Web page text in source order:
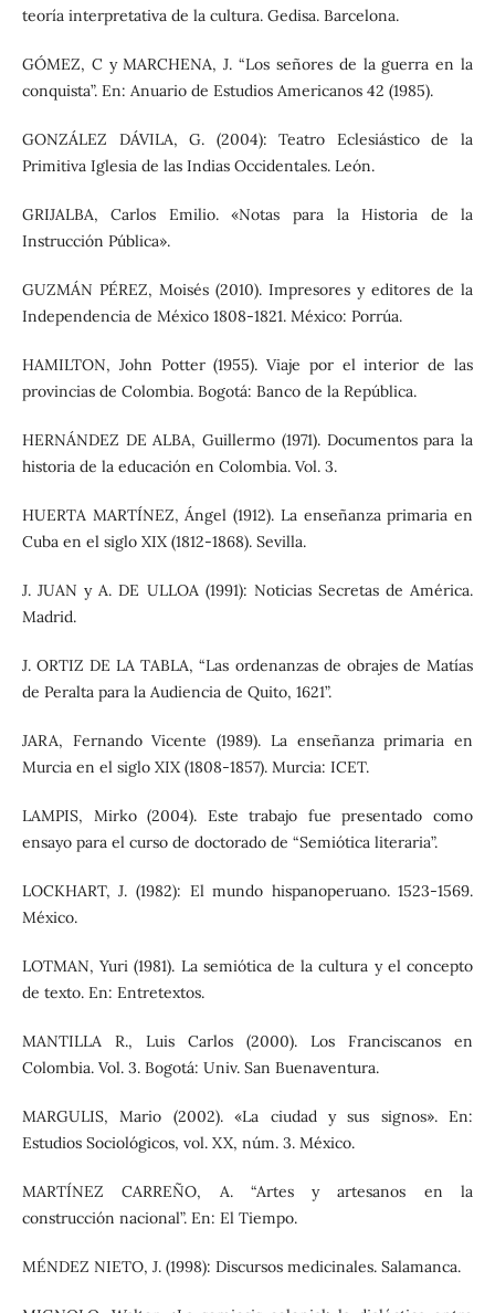
teoría interpretativa de la cultura. Gedisa. Barcelona.
GÓMEZ, C y MARCHENA, J. “Los señores de la guerra en la
conquista”. En: Anuario de Estudios Americanos 42 (1985).
GONZÁLEZ DÁVILA, G. (2004): Teatro Eclesiástico de la
Primitiva Iglesia de las Indias Occidentales. León.
GRIJALBA, Carlos Emilio. «Notas para la Historia de la
Instrucción Pública».
GUZMÁN PÉREZ, Moisés (2010). Impresores y editores de la
Independencia de México 1808-1821. México: Porrúa.
HAMILTON, John Potter (1955). Viaje por el interior de las
provincias de Colombia. Bogotá: Banco de la República.
HERNÁNDEZ DE ALBA, Guillermo (1971). Documentos para la
historia de la educación en Colombia. Vol. 3.
HUERTA MARTÍNEZ, Ángel (1912). La enseñanza primaria en
Cuba en el siglo XIX (1812-1868). Sevilla.
J. JUAN y A. DE ULLOA (1991): Noticias Secretas de América.
Madrid.
J. ORTIZ DE LA TABLA, “Las ordenanzas de obrajes de Matías
de Peralta para la Audiencia de Quito, 1621”.
JARA, Fernando Vicente (1989). La enseñanza primaria en
Murcia en el siglo XIX (1808-1857). Murcia: ICET.
LAMPIS, Mirko (2004). Este trabajo fue presentado como
ensayo para el curso de doctorado de “Semiótica literaria”.
LOCKHART, J. (1982): El mundo hispanoperuano. 1523-1569.
México.
LOTMAN, Yuri (1981). La semiótica de la cultura y el concepto
de texto. En: Entretextos.
MANTILLA R., Luis Carlos (2000). Los Franciscanos en
Colombia. Vol. 3. Bogotá: Univ. San Buenaventura.
MARGULIS, Mario (2002). «La ciudad y sus signos». En:
Estudios Sociológicos, vol. XX, núm. 3. México.
MARTÍNEZ CARREÑO, A. “Artes y artesanos en la
construcción nacional”. En: El Tiempo.
MÉNDEZ NIETO, J. (1998): Discursos medicinales. Salamanca.